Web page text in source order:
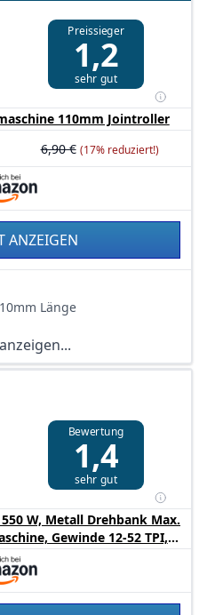
Preissieger
1,2
sehr gut
110mm Jointroller
6,90 € (17% reduziert!)
ANZEIGEN
Länge
Bewertung
1,4
sehr gut
W, Metall Drehbank Max.
Gewinde 12-52 TPI,
Inkl.